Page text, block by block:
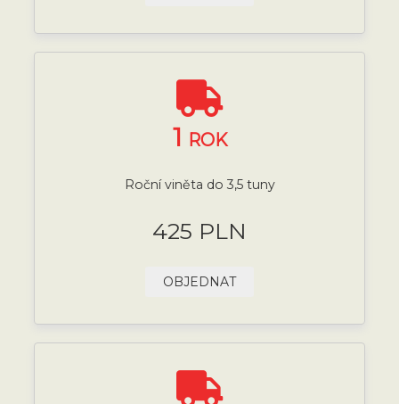
1 ROK
Roční viněta do 3,5 tuny
425 PLN
OBJEDNAT